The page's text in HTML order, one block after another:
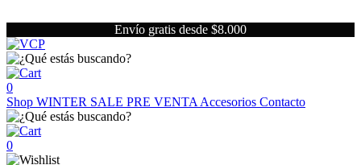
Envío gratis desde $8.000
0
Shop WINTER SALE PRE VENTA Accesorios Contacto
0